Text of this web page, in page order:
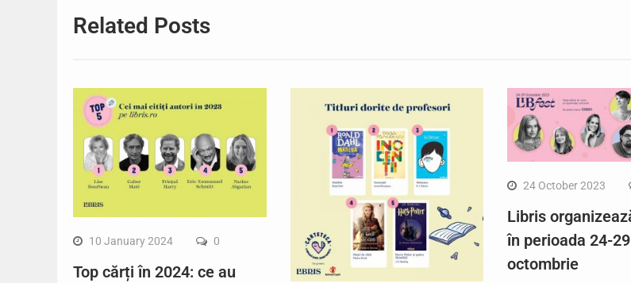
Related Posts
10 January 2024 0
Top cărți în 2024: ce au
24 October 2023
Libris
în perioada 24-29
octombrie